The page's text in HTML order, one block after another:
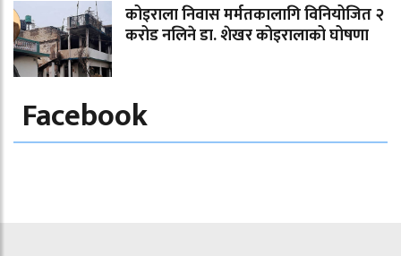
कोइराला निवास मर्मतकालागि विनियोजित २
करोड नलिने डा. शेखर कोइरालाको घोषणा
Facebook